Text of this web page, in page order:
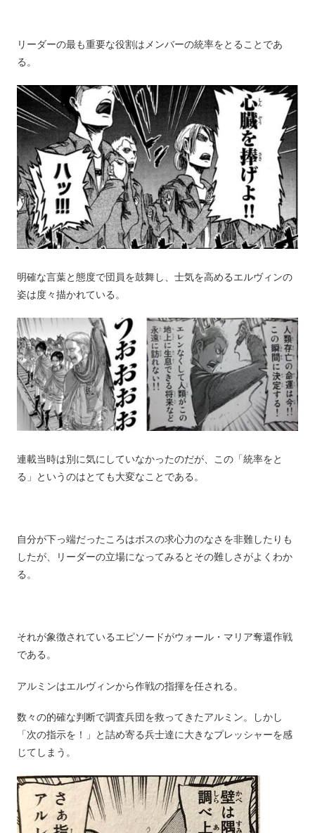
リーダーの最も重要な役割はメンバーの統率をとることであ
る。
明確な言葉と態度で団員を鼓舞し、士気を高めるエルヴィンの
姿は度々描かれている。
連載当時は別に気にしていなかったのだが、この「統率をと
る」というのはとても大変なことである。
自分が下っ端だったころはボスの求心力のなさを非難したりも
したが、リーダーの立場になってみるとその難しさがよくわか
る。
それが象徴されているエピソードがウォール・マリア奪還作戦
である。
アルミンはエルヴィンから作戦の指揮を任される。
数々の的確な判断で調査兵団を救ってきたアルミン。しかし
「次の指示を！」と詰め寄る兵士達に大きなプレッシャーを感
じてしまう。